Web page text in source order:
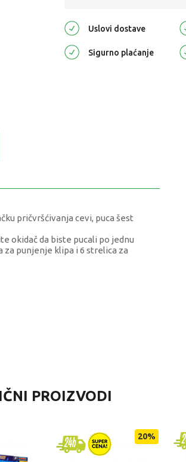
Uslovi dostave
Sigurno plaćanje
pričvršćivanja cevi, puca šest
okidač da biste pucali po jednu
za punjenje klipa i 6 strelica za
PROIZVODI
20%